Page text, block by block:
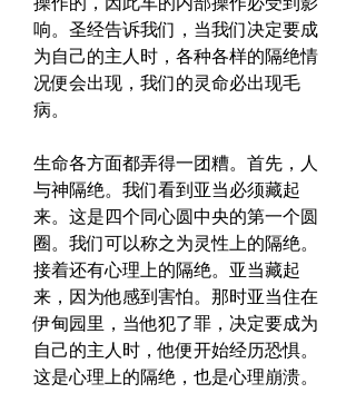
响。圣经告诉我们，当我们决定要成
为自己的主人时，各种各样的隔绝情
况便会出现，我们的灵命必出现毛
病。
生命各方面都弄得一团糟。首先，人
与神隔绝。我们看到亚当必须藏起
来。这是四个同心圆中央的第一个圆
圈。我们可以称之为灵性上的隔绝。
接着还有心理上的隔绝。亚当藏起
来，因为他感到害怕。那时亚当住在
伊甸园里，当他犯了罪，决定要成为
自己的主人时，他便开始经历恐惧。
这是心理上的隔绝，也是心理崩溃。